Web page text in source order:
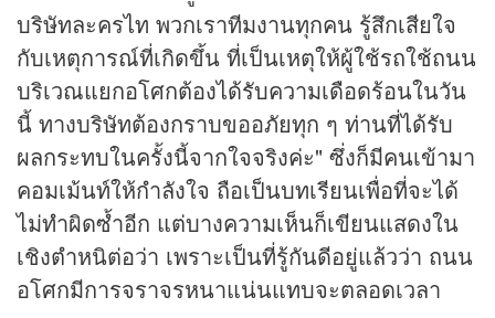
บริษัทละครไท พวกเราทีมงานทุกคน รู้สึกเสียใจ
กับเหตุการณ์ที่เกิดขึ้น ที่เป็นเหตุให้ผู้ใช้รถใช้ถนน
บริเวณแยกอโศกต้องได้รับความเดือดร้อนในวัน
นี้ ทางบริษัทต้องกราบขออภัยทุก ๆ ท่านที่ได้รับ
ผลกระทบในครั้งนี้จากใจจริงค่ะ" ซึ่งก็มีคนเข้ามา
คอมเม้นท์ให้กำลังใจ ถือเป็นบทเรียนเพื่อที่จะได้
ไม่ทำผิดซ้ำอีก แต่บางความเห็นก็เขียนแสดงใน
เชิงตำหนิต่อว่า เพราะเป็นที่รู้กันดีอยู่แล้วว่า ถนน
อโศกมีการจราจรหนาแน่นแทบจะตลอดเวลา